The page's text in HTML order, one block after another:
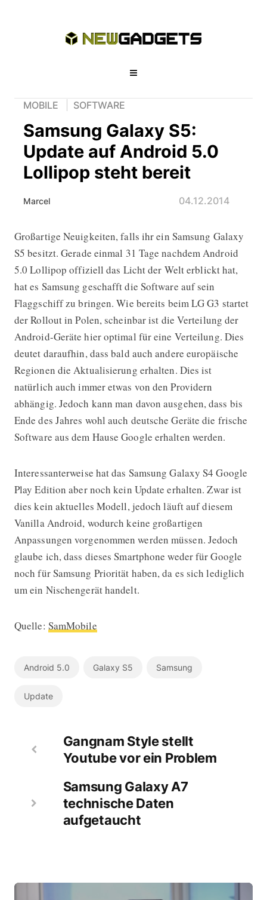
MOBILE SOFTWARE
Samsung Galaxy S5:
Update auf Android 5.0
Lollipop steht bereit
Marcel 04.12.2014
Samsung Galaxy S5: Update auf
Großartige Neuigkeiten, falls ihr ein Samsung Galaxy
S5 besitzt. Gerade einmal 31 Tage nachdem Android
5.0 Lollipop offiziell das Licht der Welt erblickt hat,
hat es Samsung geschafft die Software auf sein
Flaggschiff zu bringen.Wie bereits beim LG G3 startet
der Rollout in Polen, scheinbar ist die Verteilung der
Android-Geräte hier optimal für eine Verteilung. Dies
deutet daraufhin, dass bald auch andere europäische
Regionen die Aktualisierung erhalten. Dies ist
natürlich auch immer etwas von den Providern
abhängig. Jedoch kann man davon ausgehen, dass bis
Ende des Jahres wohl auch deutsche Geräte die frische
Software aus dem Hause Google erhalten werden.
Interessanterweise hat das Samsung Galaxy S4 Google
Play Edition aber noch kein Update erhalten. Zwar ist
dies kein aktuelles Modell, jedoch läuft auf diesem
Vanilla Android, wodurch keine großartigen
Anpassungen vorgenommen werden müssen. Jedoch
glaube ich, dass dieses Smartphone weder für Google
noch für Samsung Priorität haben, da es sich lediglich
um ein Nischengerät handelt.
Quelle: SamMobile
Android 5.0 Galaxy S5 Samsung
Update
Gangnam Style stellt
Youtube vor ein Problem
Samsung Galaxy A7
technische Daten
aufgetaucht